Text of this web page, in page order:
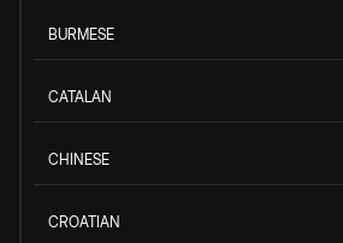
BURMESE
CATALAN
CHINESE
CROATIAN